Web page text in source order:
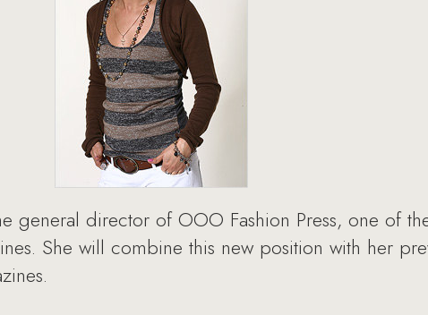
general director of OOO Fashion Press, one of
She will combine this new position with her